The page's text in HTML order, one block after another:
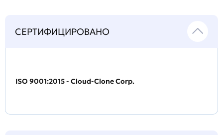
СЕРТИФИЦИРОВАНО
ISO 9001:2015 - Cloud-Clone Corp.